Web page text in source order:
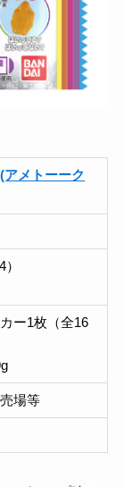
メトーーク
ー1枚（全16
場等